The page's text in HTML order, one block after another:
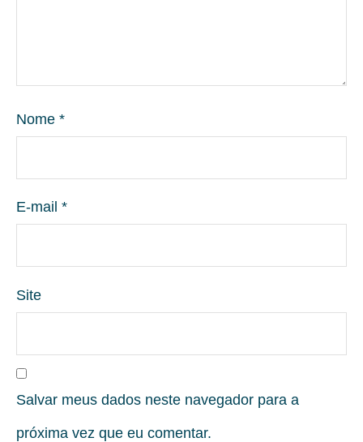
Nome *
E-mail *
Site
Salvar meus dados neste navegador para a
próxima vez que eu comentar.